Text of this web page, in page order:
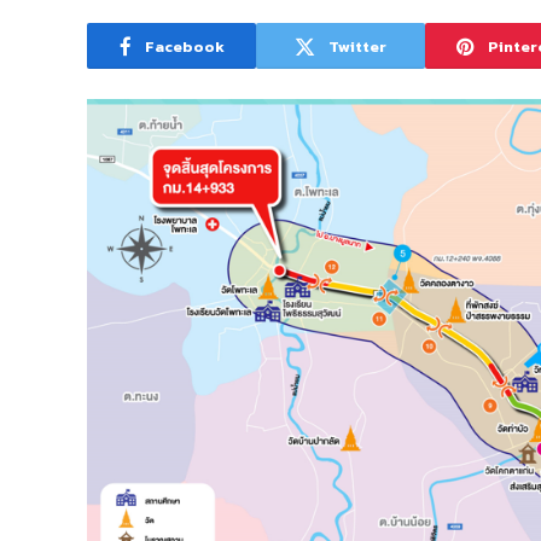
Facebook Twitter